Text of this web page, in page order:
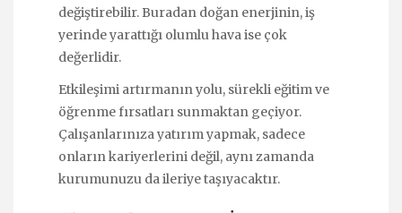
değiştirebilir. Buradan doğan enerjinin, iş
yerinde yarattığı olumlu hava ise çok
değerlidir.
Etkileşimi artırmanın yolu, sürekli eğitim ve
öğrenme fırsatları sunmaktan geçiyor.
Çalışanlarınıza yatırım yapmak, sadece
onların kariyerlerini değil, aynı zamanda
kurumunuzu da ileriye taşıyacaktır.